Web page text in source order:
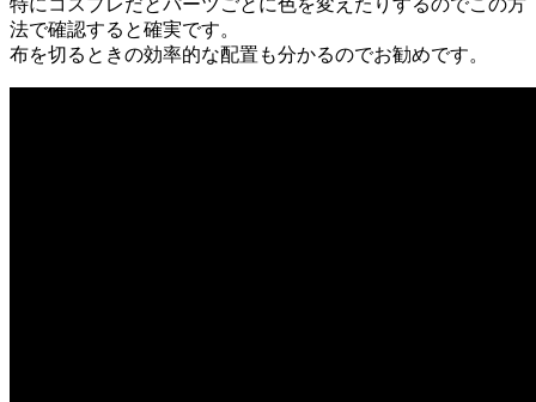
法で確認すると確実です。
布を切るときの効率的な配置も分かるのでお勧めです。